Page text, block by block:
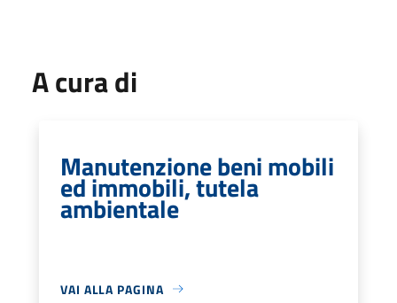
A cura di
Manutenzione beni mobili
ed immobili, tutela
ambientale
VAI ALLA PAGINA